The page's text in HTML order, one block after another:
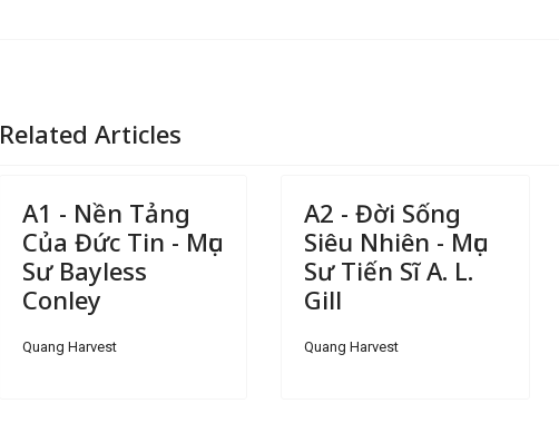
Related Articles
A1 - Nền Tảng
Của Đức Tin - Mục
Sư Bayless
Conley
Quang Harvest
A2 - Đời Sống
Siêu Nhiên - Mục
Sư Tiến Sĩ A. L.
Gill
Quang Harvest